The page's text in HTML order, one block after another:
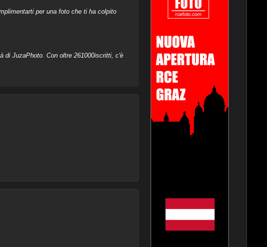
per una foto che ti ha colpito
di JuzaPhoto. Con oltre 261000iscritti, c'è